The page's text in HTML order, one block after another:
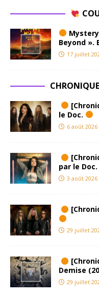
Beyond ».
17 juillet
le Doc.
6 août 2026
par le Doc.
3 août 2026
29 juillet
Demise
29 juillet